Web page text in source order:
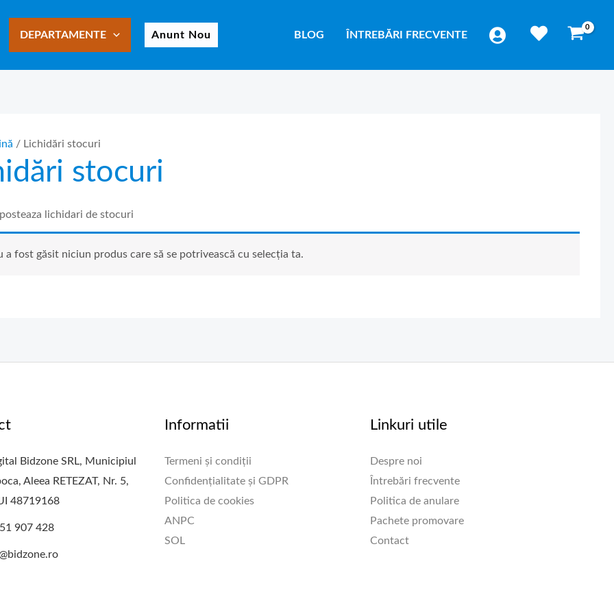
DEPARTAMENTE Anunt Nou BLOG ÎNTREBĂRI FRECVENTE
/ Lichidări stocuri
stocuri
lichidari de stocuri
a fost găsit niciun produs care să se potrivească cu selecția ta.
Bidzone SRL, Municipiul
Aleea RETEZAT, Nr. 5,
48719168
907 428
Informatii
Termeni și condiții
Confidențialitate și GDPR
Politica de cookies
ANPC
SOL
Linkuri utile
Despre noi
Întrebări frecvente
Politica de anulare
Pachete promovare
Contact